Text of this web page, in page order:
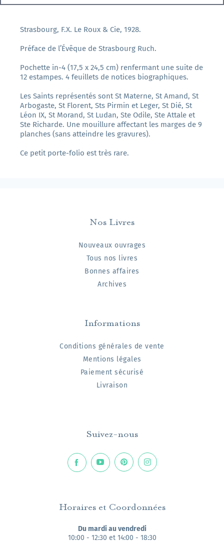
Strasbourg, F.X. Le Roux & Cie, 1928.
Préface de l’Évêque de Strasbourg Ruch.
Pochette in-4 (17,5 x 24,5 cm) renfermant une suite de
12 estampes. 4 feuillets de notices biographiques.
Les Saints représentés sont St Materne, St Amand, St
Arbogaste, St Florent, Sts Pirmin et Leger, St Dié, St
Léon IX, St Morand, St Ludan, Ste Odile, Ste Attale et
Ste Richarde. Une mouillure affectant les marges de 9
planches (sans atteindre les gravures).
Ce petit porte-folio est très rare.
Nos Livres
Nouveaux ouvrages
Tous nos livres
Bonnes affaires
Archives
Informations
Conditions générales de vente
Mentions légales
Paiement sécurisé
Livraison
Suivez-nous
Horaires et Coordonnées
Du mardi au vendredi
10:00 - 12:30 et 14:00 - 18:30